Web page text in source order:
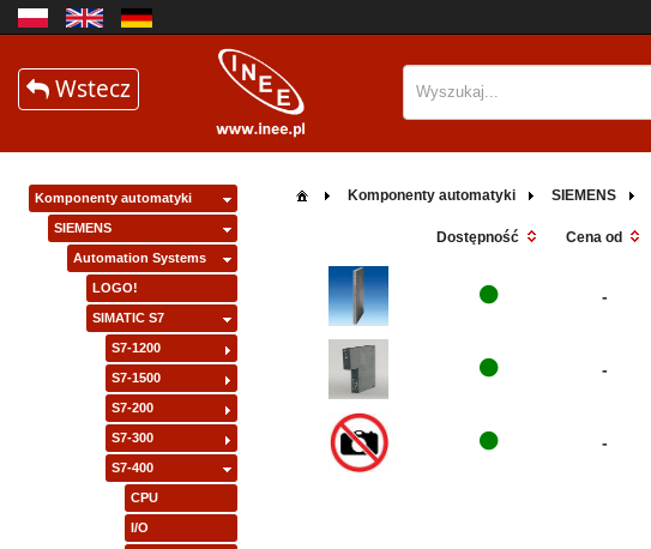
Wstecz
Komponenty automatyki
SIEMENS
Automation Systems
LOGO!
SIMATIC S7
S7-1200
S7-1500
S7-200
S7-300
S7-400
CPU
I/O
Komponenty automatyki SIEMENS
Dostępność Cena od
-
-
-